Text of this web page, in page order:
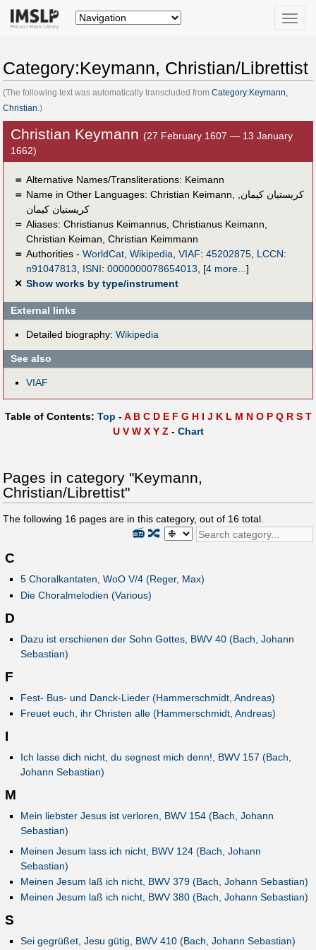
Toggle
Category:Keymann, Christian/Librettist
(The following text was automatically transcluded from Category:Keymann,
Christian .)
Christian Keymann (27 February 1607 — 13 January
1662)
＝ Alternative Names/Transliterations: Keimann
＝ Name in Other Languages: Christian Keimann كريستيان كيمان
کریستیان کیمان
＝ Aliases: Christianus Keimannus, Christianus Keimann
Christian Keiman Christian Keimmann
＝ Authorities - WorldCat, Wikipedia VIAF: 45202875, LCCN:
n91047813
ISNI: 0000000078654013 [4 more... ]
✕ Show works by type/instrument
External links
Detailed biography: Wikipedia
See also
VIAF
Table of Contents: Top -A B C D E F G H I J K L M N O P Q R S T
U V W X Y Z- Chart
Pages in category "Keymann,
Christian/Librettist"
The following 16 pages are in this category, out of 16 total.
🔀
📻
C
5 Choralkantaten, WoO V/4 (Reger, Max)
Die Choralmelodien (Various)
D
Dazu ist erschienen der Sohn Gottes, BWV 40 (Bach, Johann
Sebastian)
F
Fest- Bus- und Danck-Lieder (Hammerschmidt, Andreas)
Freuet euch, ihr Christen alle (Hammerschmidt, Andreas)
I
Ich lasse dich nicht, du segnest mich denn!, BWV 157 (Bach,
Johann Sebastian)
M
Mein liebster Jesus ist verloren, BWV 154 (Bach, Johann
Sebastian)
Meinen Jesum lass ich nicht, BWV 124 (Bach, Johann
Sebastian)
Meinen Jesum laß ich nicht, BWV 379 (Bach, Johann Sebastian)
Meinen Jesum laß ich nicht, BWV 380 (Bach, Johann Sebastian)
S
Sei gegrüßet, Jesu gütig, BWV 410 (Bach, Johann Sebastian)